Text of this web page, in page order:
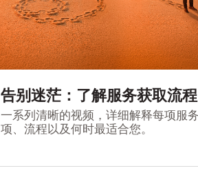
告别迷茫：了解服务获取流程
一系列清晰的视频，详细解释每项服
项、流程以及何时最适合您。